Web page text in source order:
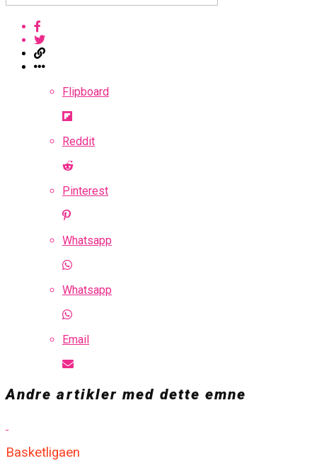
Flipboard
Reddit
Pinterest
Whatsapp
Whatsapp
Email
Andre artikler med dette emne
Basketligaen